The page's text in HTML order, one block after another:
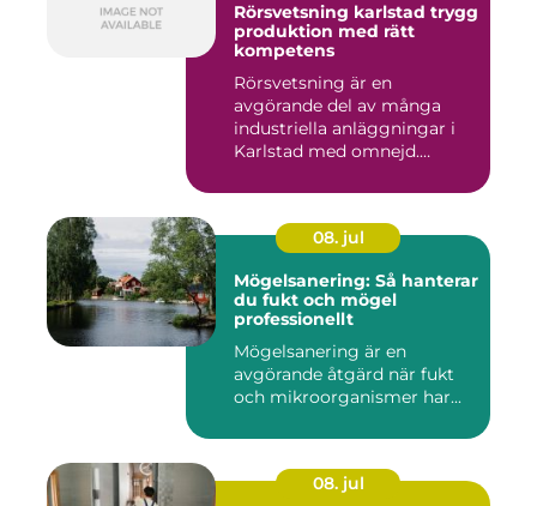
Rörsvetsning karlstad trygg
produktion med rätt
kompetens
Rörsvetsning är en
avgörande del av många
industriella anläggningar i
Karlstad med omnejd.
08. jul
Mögelsanering: Så hanterar
du fukt och mögel
professionellt
Mögelsanering är en
avgörande åtgärd när fukt
och mikroorganismer har...
08. jul